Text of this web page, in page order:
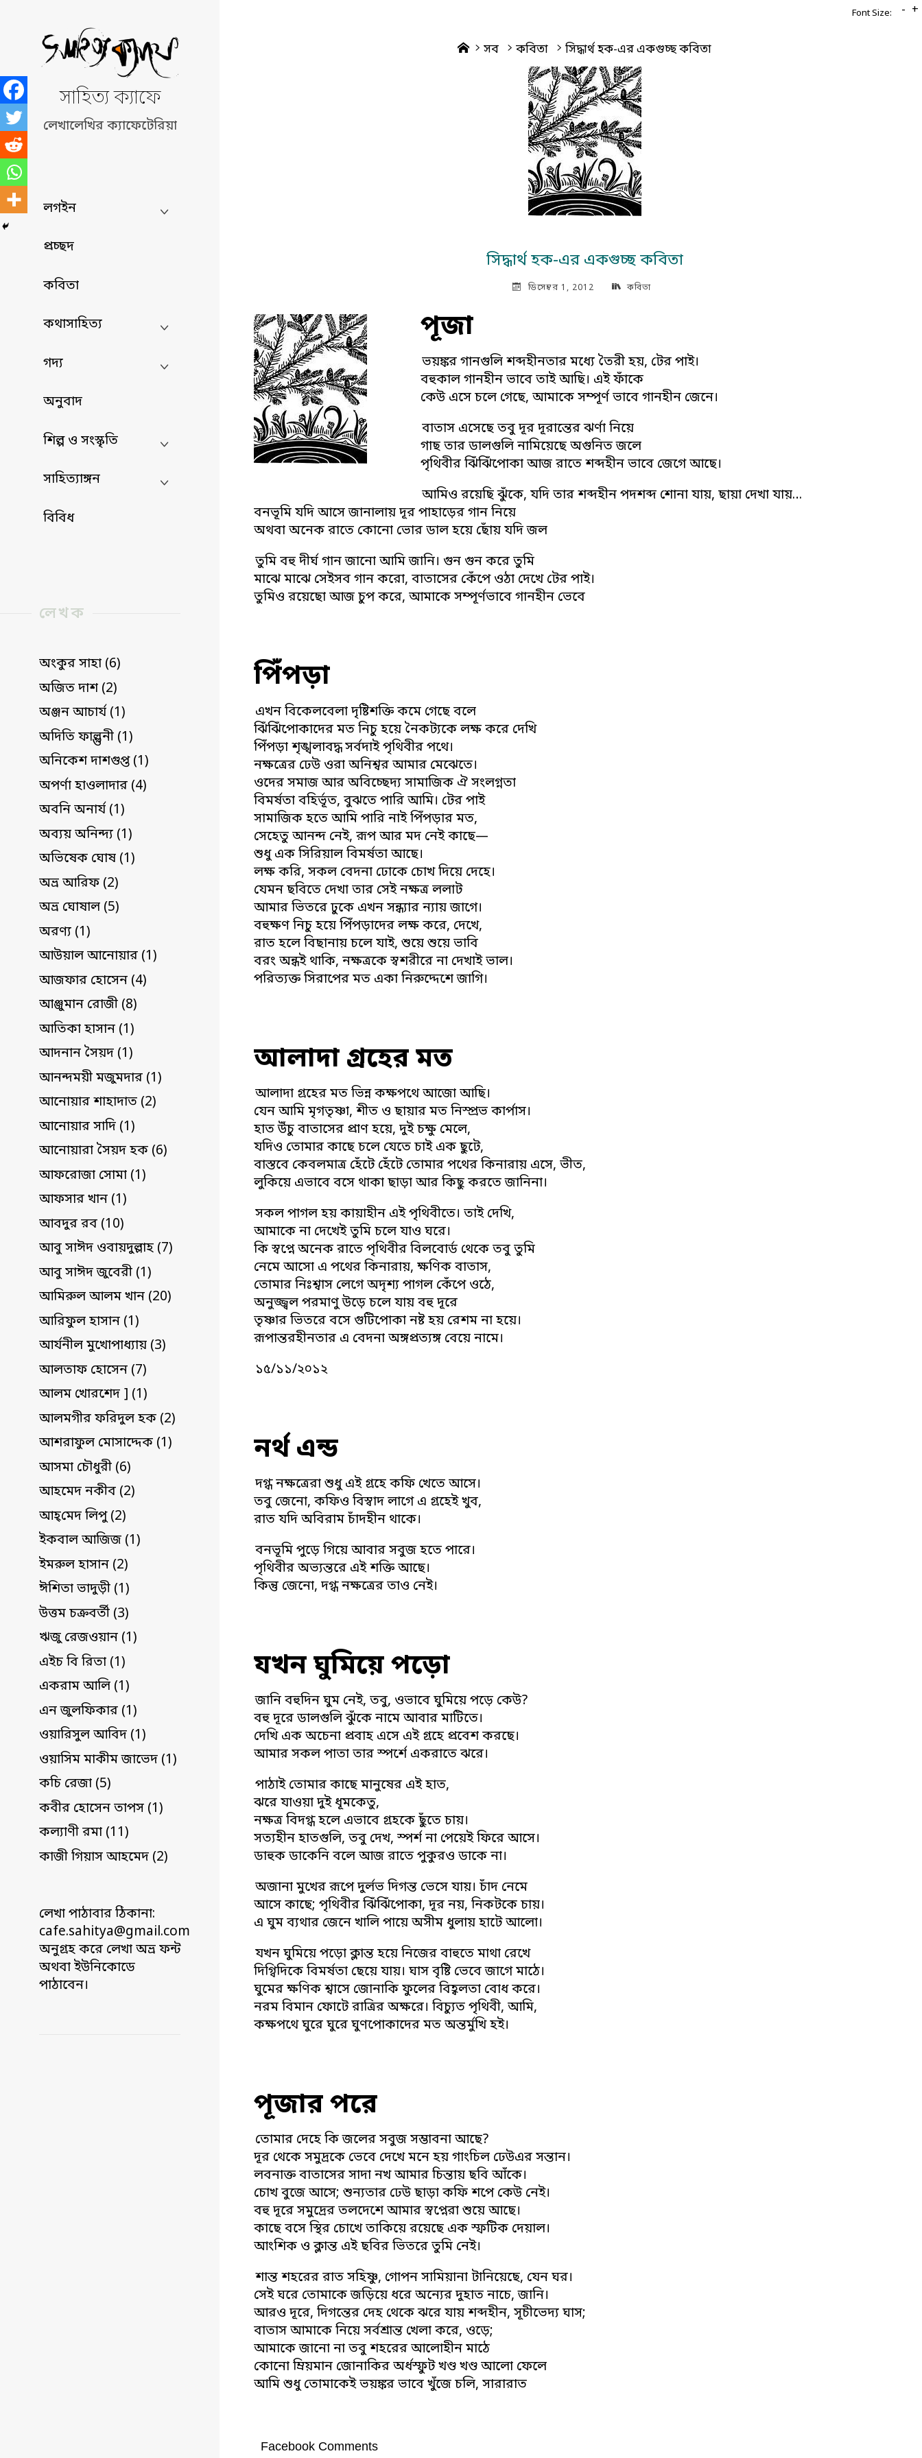
content
সাহিত্য ক্যাফে
লেখালেখির ক্যাফেটেরিয়া
লগইন
প্রচ্ছদ
কবিতা
কথাসাহিত্য
গদ্য
অনুবাদ
শিল্প ও সংস্কৃতি
সাহিত্যাঙ্গন
বিবিধ
লেখক
অংকুর সাহা (6)
অজিত দাশ (2)
অঞ্জন আচার্য (1)
অদিতি ফাল্গুনী (1)
অনিকেশ দাশগুপ্ত (1)
অপর্ণা হাওলাদার (4)
অবনি অনার্য (1)
অব্যয় অনিন্দ্য (1)
অভিষেক ঘোষ (1)
অভ্র আরিফ (2)
অভ্র ঘোষাল (5)
অরণ্য (1)
আউয়াল আনোয়ার (1)
আজফার হোসেন (4)
আঞ্জুমান রোজী (8)
আতিকা হাসান (1)
আদনান সৈয়দ (1)
আনন্দময়ী মজুমদার (1)
আনোয়ার শাহাদাত (2)
আনোয়ার সাদি (1)
আনোয়ারা সৈয়দ হক (6)
আফরোজা সোমা (1)
আফসার খান (1)
আবদুর রব (10)
আবু সাঈদ ওবায়দুল্লাহ (7)
আবু সাঈদ জুবেরী (1)
আমিরুল আলম খান (20)
আরিফুল হাসান (1)
আর্যনীল মুখোপাধ্যায় (3)
আলতাফ হোসেন (7)
আলম খোরশেদ ] (1)
আলমগীর ফরিদুল হক (2)
আশরাফুল মোসাদ্দেক (1)
আসমা চৌধুরী (6)
আহমেদ নকীব (2)
আহ্‌মেদ লিপু (2)
ইকবাল আজিজ (1)
ইমরুল হাসান (2)
ঈশিতা ভাদুড়ী (1)
উত্তম চক্রবর্তী (3)
ঋজু রেজওয়ান (1)
এইচ বি রিতা (1)
একরাম আলি (1)
এন জুলফিকার (1)
ওয়ারিসুল আবিদ (1)
ওয়াসিম মাকীম জাভেদ (1)
কচি রেজা (5)
কবীর হোসেন তাপস (1)
কল্যাণী রমা (11)
কাজী গিয়াস আহমেদ (2)
লেখা পাঠাবার ঠিকানা:
cafe.sahitya@gmail.com
অনুগ্রহ করে লেখা অভ্র ফন্ট
অথবা ইউনিকোডে
পাঠাবেন।
Home
সব কবিতা সিদ্ধার্থ হক-এর একগুচ্ছ কবিতা
সিদ্ধার্থ হক-এর একগুচ্ছ কবিতা
ডিসেম্বর 1, 2012 কবিতা
পূজা
ভয়ঙ্কর গানগুলি শব্দহীনতার মধ্যে তৈরী হয়, টের পাই।
বহুকাল গানহীন ভাবে তাই আছি। এই ফাঁকে
কেউ এসে চলে গেছে, আমাকে সম্পূর্ণ ভাবে গানহীন জেনে।
বাতাস এসেছে তবু দূর দূরান্তের ঝর্ণা নিয়ে
গাছ তার ডালগুলি নামিয়েছে অগুনিত জলে
পৃথিবীর ঝিঁঝিঁপোকা আজ রাতে শব্দহীন ভাবে জেগে আছে।
আমিও রয়েছি ঝুঁকে, যদি তার শব্দহীন পদশব্দ শোনা যায়, ছায়া দেখা যায়…
বনভূমি যদি আসে জানালায় দূর পাহাড়ের গান নিয়ে
অথবা অনেক রাতে কোনো ভোর ডাল হয়ে ছোঁয় যদি জল
তুমি বহু দীর্ঘ গান জানো আমি জানি। গুন গুন করে তুমি
মাঝে মাঝে সেইসব গান করো, বাতাসের কেঁপে ওঠা দেখে টের পাই।
তুমিও রয়েছো আজ চুপ করে, আমাকে সম্পূর্ণভাবে গানহীন ভেবে
পিঁপড়া
এখন বিকেলবেলা দৃষ্টিশক্তি কমে গেছে বলে
ঝিঁঝিঁপোকাদের মত নিচু হয়ে নৈকট্যকে লক্ষ করে দেখি
পিঁপড়া শৃঙ্খলাবদ্ধ সর্বদাই পৃথিবীর পথে।
নক্ষত্রের ঢেউ ওরা অনিশ্বর আমার মেঝেতে।
ওদের সমাজ আর অবিচ্ছেদ্য সামাজিক ঐ সংলগ্নতা
বিমর্ষতা বহির্ভূত, বুঝতে পারি আমি। টের পাই
সামাজিক হতে আমি পারি নাই পিঁপড়ার মত,
সেহেতু আনন্দ নেই, রূপ আর মদ নেই কাছে—
শুধু এক সিরিয়াল বিমর্ষতা আছে।
লক্ষ করি, সকল বেদনা ঢোকে চোখ দিয়ে দেহে।
যেমন ছবিতে দেখা তার সেই নক্ষত্র ললাট
আমার ভিতরে ঢুকে এখন সন্ধ্যার ন্যায় জাগে।
বহুক্ষণ নিচু হয়ে পিঁপড়াদের লক্ষ করে, দেখে,
রাত হলে বিছানায় চলে যাই, শুয়ে শুয়ে ভাবি
বরং অন্ধই থাকি, নক্ষত্রকে স্বশরীরে না দেখাই ভাল।
পরিত্যক্ত সিরাপের মত একা নিরুদ্দেশে জাগি।
আলাদা গ্রহের মত
আলাদা গ্রহের মত ভিন্ন কক্ষপথে আজো আছি।
যেন আমি মৃগতৃষ্ণা, শীত ও ছায়ার মত নিস্প্রভ কার্পাস।
হাত উঁচু বাতাসের প্রাণ হয়ে, দুই চক্ষু মেলে,
যদিও তোমার কাছে চলে যেতে চাই এক ছুটে,
বাস্তবে কেবলমাত্র হেঁটে হেঁটে তোমার পথের কিনারায় এসে, ভীত,
লুকিয়ে এভাবে বসে থাকা ছাড়া আর কিছু করতে জানিনা।
সকল পাগল হয় কায়াহীন এই পৃথিবীতে। তাই দেখি,
আমাকে না দেখেই তুমি চলে যাও ঘরে।
কি স্বপ্নে অনেক রাতে পৃথিবীর বিলবোর্ড থেকে তবু তুমি
নেমে আসো এ পথের কিনারায়, ক্ষণিক বাতাস,
তোমার নিঃশ্বাস লেগে অদৃশ্য পাগল কেঁপে ওঠে,
অনুজ্জ্বল পরমাণু উড়ে চলে যায় বহু দূরে
তৃষ্ণার ভিতরে বসে গুটিপোকা নষ্ট হয় রেশম না হয়ে।
রূপান্তরহীনতার এ বেদনা অঙ্গপ্রত্যঙ্গ বেয়ে নামে।
১৫/১১/২০১২
নর্থ এন্ড
দগ্ধ নক্ষত্রেরা শুধু এই গ্রহে কফি খেতে আসে।
তবু জেনো, কফিও বিস্বাদ লাগে এ গ্রহেই খুব,
রাত যদি অবিরাম চাঁদহীন থাকে।
বনভূমি পুড়ে গিয়ে আবার সবুজ হতে পারে।
পৃথিবীর অভ্যন্তরে এই শক্তি আছে।
কিন্তু জেনো, দগ্ধ নক্ষত্রের তাও নেই।
যখন ঘুমিয়ে পড়ো
জানি বহুদিন ঘুম নেই, তবু, ওভাবে ঘুমিয়ে পড়ে কেউ?
বহু দূরে ডালগুলি ঝুঁকে নামে আবার মাটিতে।
দেখি এক অচেনা প্রবাহ এসে এই গ্রহে প্রবেশ করছে।
আমার সকল পাতা তার স্পর্শে একরাতে ঝরে।
পাঠাই তোমার কাছে মানুষের এই হাত,
ঝরে যাওয়া দুই ধূমকেতু,
নক্ষত্র বিদগ্ধ হলে এভাবে গ্রহকে ছুঁতে চায়।
সত্যহীন হাতগুলি, তবু দেখ, স্পর্শ না পেয়েই ফিরে আসে।
ডাহুক ডাকেনি বলে আজ রাতে পুকুরও ডাকে না।
অজানা মুখের রূপে দুর্লভ দিগন্ত ভেসে যায়। চাঁদ নেমে
আসে কাছে; পৃথিবীর ঝিঁঝিঁপোকা, দূর নয়, নিকটকে চায়।
এ ঘুম ব্যথার জেনে খালি পায়ে অসীম ধুলায় হাটে আলো।
যখন ঘুমিয়ে পড়ো ক্লান্ত হয়ে নিজের বাহুতে মাথা রেখে
দিগ্বিদিকে বিমর্ষতা ছেয়ে যায়। ঘাস বৃষ্টি ভেবে জাগে মাঠে।
ঘুমের ক্ষণিক শ্বাসে জোনাকি ফুলের বিহ্বলতা বোধ করে।
নরম বিমান ফোটে রাত্রির অক্ষরে। বিচ্যুত পৃথিবী, আমি,
কক্ষপথে ঘুরে ঘুরে ঘুণপোকাদের মত অন্তর্মুখি হই।
পূজার পরে
তোমার দেহে কি জলের সবুজ সম্ভাবনা আছে?
দূর থেকে সমুদ্রকে ভেবে দেখে মনে হয় গাংচিল ঢেউএর সন্তান।
লবনাক্ত বাতাসের সাদা নখ আমার চিন্তায় ছবি আঁকে।
চোখ বুজে আসে; শুন্যতার ঢেউ ছাড়া কফি শপে কেউ নেই।
বহু দূরে সমুদ্রের তলদেশে আমার স্বপ্নেরা শুয়ে আছে।
কাছে বসে স্থির চোখে তাকিয়ে রয়েছে এক স্ফটিক দেয়াল।
আংশিক ও ক্লান্ত এই ছবির ভিতরে তুমি নেই।
শান্ত শহরের রাত সহিষ্ণু, গোপন সামিয়ানা টানিয়েছে, যেন ঘর।
সেই ঘরে তোমাকে জড়িয়ে ধরে অন্যের দুহাত নাচে, জানি।
আরও দূরে, দিগন্তের দেহ থেকে ঝরে যায় শব্দহীন, সূচীভেদ্য ঘাস;
বাতাস আমাকে নিয়ে সর্বশ্রান্ত খেলা করে, ওড়ে;
আমাকে জানো না তবু শহরের আলোহীন মাঠে
কোনো ম্রিয়মান জোনাকির অর্ধস্ফুট খণ্ড খণ্ড আলো ফেলে
আমি শুধু তোমাকেই ভয়ঙ্কর ভাবে খুঁজে চলি, সারারাত
Facebook Comments
Font Size: - +